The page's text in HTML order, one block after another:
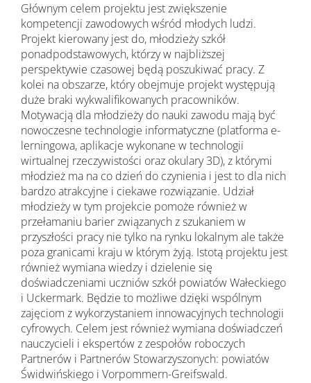
Głównym celem projektu jest zwiększenie
kompetencji zawodowych wśród młodych ludzi.
Projekt kierowany jest do, młodzieży szkół
ponadpodstawowych, którzy w najbliższej
perspektywie czasowej będą poszukiwać pracy. Z
kolei na obszarze, który obejmuje projekt występują
duże braki wykwalifikowanych pracowników.
Motywacją dla młodzieży do nauki zawodu mają być
nowoczesne technologie informatyczne (platforma e-
lerningowa, aplikacje wykonane w technologii
wirtualnej rzeczywistości oraz okulary 3D), z którymi
młodzież ma na co dzień do czynienia i jest to dla nich
bardzo atrakcyjne i ciekawe rozwiązanie. Udział
młodzieży w tym projekcie pomoże również w
przełamaniu barier związanych z szukaniem w
przyszłości pracy nie tylko na rynku lokalnym ale także
poza granicami kraju w którym żyją. Istotą projektu jest
również wymiana wiedzy i dzielenie się
doświadczeniami uczniów szkół powiatów Wałeckiego
i Uckermark. Będzie to możliwe dzięki wspólnym
zajęciom z wykorzystaniem innowacyjnych technologii
cyfrowych. Celem jest również wymiana doświadczeń
nauczycieli i ekspertów z zespołów roboczych
Partnerów i Partnerów Stowarzyszonych: powiatów
Świdwińskiego i Vorpommern-Greifswald.